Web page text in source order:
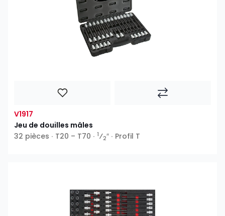
V1917
Jeu de douilles mâles
32 pièces ∙ T20 – T70 ∙ 1⁄2″ ∙ Profil T